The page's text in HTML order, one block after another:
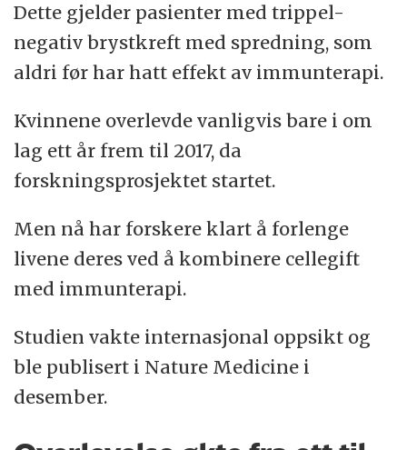
Dette gjelder pasienter med trippel-
negativ brystkreft med spredning, som
aldri før har hatt effekt av immunterapi.
Kvinnene overlevde vanligvis bare i om
lag ett år frem til 2017, da
forskningsprosjektet startet.
Men nå har forskere klart å forlenge
livene deres ved å kombinere cellegift
med immunterapi.
Studien vakte internasjonal oppsikt og
ble publisert i Nature Medicine i
desember.